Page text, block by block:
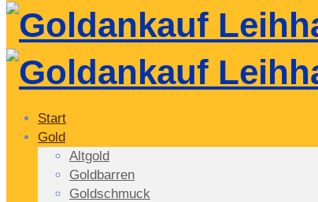
Start
Gold
Altgold
Goldbarren
Goldschmuck